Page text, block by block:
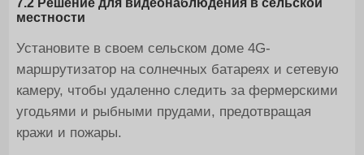
7.2 Решение для видеонаблюдения в сельской
местности
Установите в своем сельском доме 4G-
маршрутизатор на солнечных батареях и сетевую
камеру, чтобы удаленно следить за фермерскими
угодьями и рыбными прудами, предотвращая
кражи и пожары.